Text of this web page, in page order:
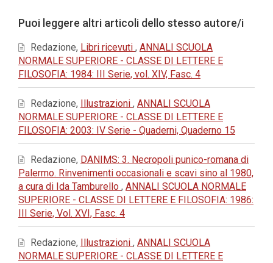
dell'articolo
Puoi leggere altri articoli dello stesso autore/i
Redazione, Libri ricevuti , ANNALI SCUOLA
NORMALE SUPERIORE - CLASSE DI LETTERE E
FILOSOFIA: 1984: III Serie, vol. XIV, Fasc. 4
Redazione, Illustrazioni , ANNALI SCUOLA
NORMALE SUPERIORE - CLASSE DI LETTERE E
FILOSOFIA: 2003: IV Serie - Quaderni, Quaderno 15
Redazione, DANIMS: 3. Necropoli punico-romana di
Palermo. Rinvenimenti occasionali e scavi sino al 1980,
a cura di Ida Tamburello , ANNALI SCUOLA NORMALE
SUPERIORE - CLASSE DI LETTERE E FILOSOFIA: 1986:
III Serie, Vol. XVI, Fasc. 4
Redazione, Illustrazioni , ANNALI SCUOLA
NORMALE SUPERIORE - CLASSE DI LETTERE E